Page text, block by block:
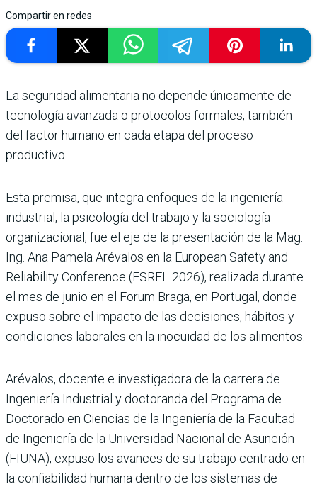
Compartir en redes
La seguridad alimentaria no depende únicamente de
tecnología avanzada o protocolos formales, también
del factor humano en cada etapa del proceso
productivo.
Esta premisa, que integra enfoques de la ingeniería
industrial, la psicología del trabajo y la sociología
organizacional, fue el eje de la presentación de la Mag.
Ing. Ana Pamela Arévalos en la European Safety and
Reliability Conference (ESREL 2026), realizada durante
el mes de junio en el Forum Braga, en Portugal, donde
expuso sobre el impacto de las decisiones, hábitos y
condiciones laborales en la inocuidad de los alimentos.
Arévalos, docente e investigadora de la carrera de
Ingeniería Industrial y doctoranda del Programa de
Doctorado en Ciencias de la Ingeniería de la Facultad
de Ingeniería de la Universidad Nacional de Asunción
(FIUNA), expuso los avances de su trabajo centrado en
la confiabilidad humana dentro de los sistemas de